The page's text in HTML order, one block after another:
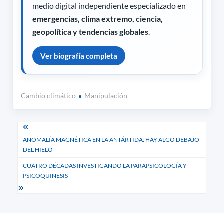
medio digital independiente especializado en
emergencias, clima extremo, ciencia,
geopolítica y tendencias globales.
Ver biografía completa
Cambio climático Manipulación
Navegación
de
entradas
ANOMALÍA MAGNÉTICA EN LA ANTÁRTIDA: HAY ALGO DEBAJO
DEL HIELO
CUATRO DÉCADAS INVESTIGANDO LA PARAPSICOLOGÍA Y
PSICOQUINESIS